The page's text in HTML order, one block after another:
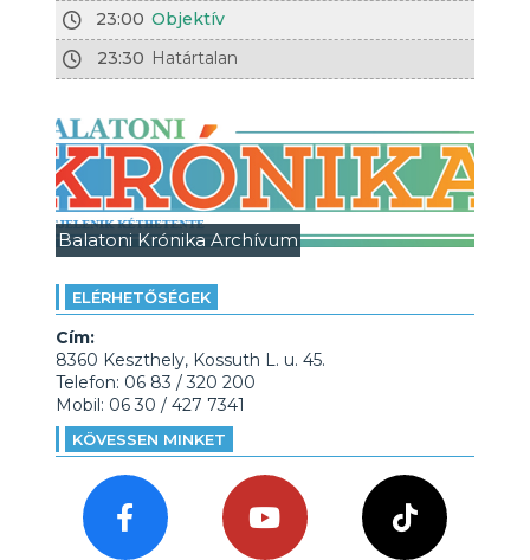
23:00 Objektív
23:30 Határtalan
Balatoni Krónika Archívum
ELÉRHETŐSÉGEK
Cím:
8360 Keszthely, Kossuth L. u. 45.
Telefon: 06 83 / 320 200
Mobil: 06 30 / 427 7341
KÖVESSEN MINKET